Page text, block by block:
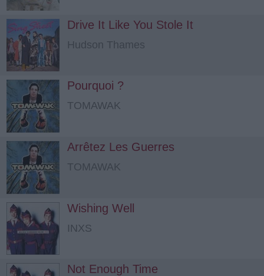
Drive It Like You Stole It
Hudson Thames
Pourquoi ?
TOMAWAK
Arrêtez Les Guerres
TOMAWAK
Wishing Well
INXS
Not Enough Time